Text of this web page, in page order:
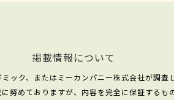
掲載情報について
ック、またはミーカンパニー株式会社が調査
努めておりますが、内容を完全に保証するも